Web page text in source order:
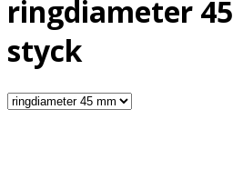
ringdiameter
styck